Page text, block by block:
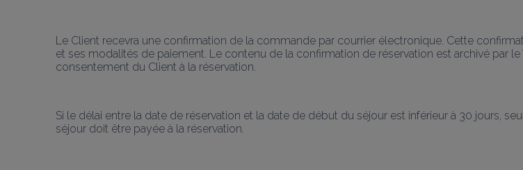
Le Client recevra une confirmation de la commande par courrier électronique. Cette
et ses modalités de paiement. Le contenu de la confirmation de réservation est archivé par
consentement du Client à la réservation.
Si le délai entre la date de réservation et la date de début du séjour est inférieur à 30 jours,
séjour doit être payée à la réservation.